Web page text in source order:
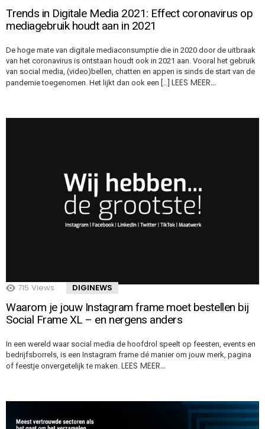
Trends in Digitale Media 2021: Effect coronavirus op
mediagebruik houdt aan in 2021
De hoge mate van digitale mediaconsumptie die in 2020 door de uitbraak
van het coronavirus is ontstaan houdt ook in 2021 aan. Vooral het gebruik
van social media, (video)bellen, chatten en appen is sinds de start van de
pandemie toegenomen. Het lijkt dan ook een […] LEES MEER…
715 Views DIGINEWS
Waarom je jouw Instagram frame moet bestellen bij
Social Frame XL – en nergens anders
In een wereld waar social media de hoofdrol speelt op feesten, events en
bedrijfsborrels, is een Instagram frame dé manier om jouw merk, pagina
of feestje onvergetelijk te maken. LEES MEER…